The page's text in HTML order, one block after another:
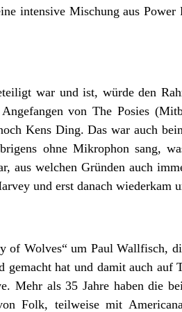
intensive Mischung aus
war und ist, würde den
von The Posies
Kens Ding. Das war auch
ohne Mikrophon sang,
aus welchen Gründen auch
und erst danach wiederkam
Wolves“ um Paul Wallfisch,
gemacht hat und damit auch
als 35 Jahre haben die
Folk, teilweise mit